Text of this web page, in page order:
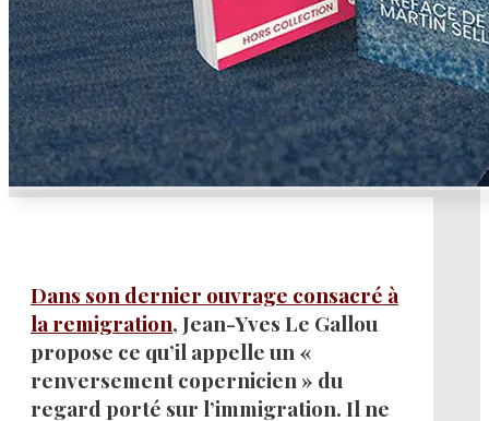
Dans son dernier ouvrage consacré à
la remigration, Jean-Yves Le Gallou
propose ce qu’il appelle un «
renversement copernicien » du
regard porté sur l’immigration. Il ne